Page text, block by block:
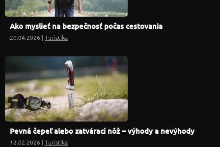
Ako myslieť na bezpečnosť počas cestovania
20.04.2026 |Turistika
Pevná čepeľ alebo zatvárací nôž – výhody a nevýhody
12.02.2026 |Turistika